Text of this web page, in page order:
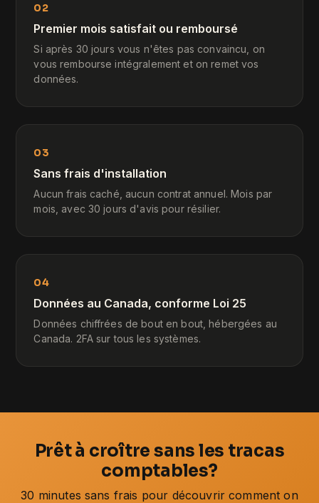
02
Premier mois satisfait ou remboursé
Si après 30 jours vous n'êtes pas convaincu, on
vous rembourse intégralement et on remet vos
données.
03
Sans frais d'installation
Aucun frais caché, aucun contrat annuel. Mois par
mois, avec 30 jours d'avis pour résilier.
04
Données au Canada, conforme Loi 25
Données chiffrées de bout en bout, hébergées au
Canada. 2FA sur tous les systèmes.
Prêt à croître sans les tracas
comptables?
30 minutes sans frais pour découvrir comment on